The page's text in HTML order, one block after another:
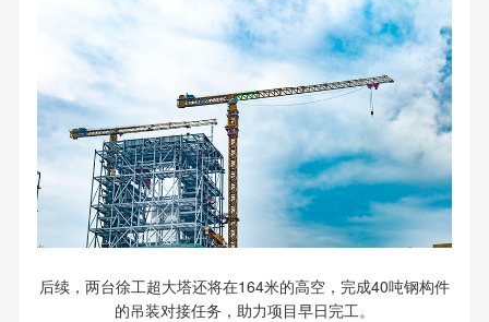
后续，两台徐工超大塔还将在164米的高空，完成40吨钢构件
的吊装对接任务，助力项目早日完工。